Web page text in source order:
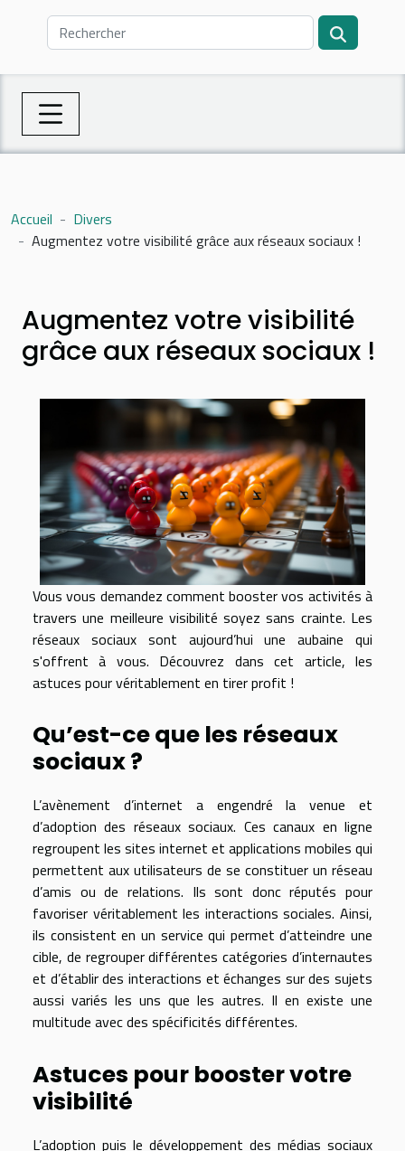
Accueil
Divers
Augmentez votre visibilité grâce aux réseaux sociaux !
Augmentez votre visibilité
grâce aux réseaux sociaux !
Vous vous demandez comment booster vos activités à
travers une meilleure visibilité soyez sans crainte. Les
réseaux sociaux sont aujourd’hui une aubaine qui
s'offrent à vous. Découvrez dans cet article, les
astuces pour véritablement en tirer profit !
Qu’est-ce que les réseaux
sociaux ?
L’avènement d’internet a engendré la venue et
d’adoption des réseaux sociaux. Ces canaux en ligne
regroupent les sites internet et applications mobiles qui
permettent aux utilisateurs de se constituer un réseau
d’amis ou de relations. Ils sont donc réputés pour
favoriser véritablement les interactions sociales. Ainsi,
ils consistent en un service qui permet d’atteindre une
cible, de regrouper différentes catégories d’internautes
et d’établir des interactions et échanges sur des sujets
aussi variés les uns que les autres. Il en existe une
multitude avec des spécificités différentes.
Astuces pour booster votre
visibilité
L’adoption puis le développement des médias sociaux